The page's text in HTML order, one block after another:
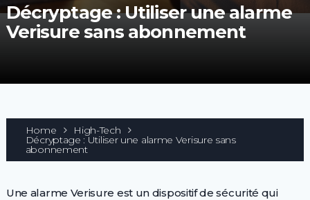
Décryptage : Utiliser une alarme
Verisure sans abonnement
Home High-Tech
Décryptage : Utiliser une alarme Verisure sans
abonnement
Une alarme Verisure est un dispositif de sécurité qui